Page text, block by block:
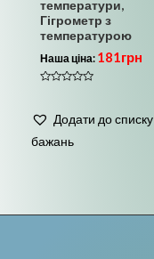
температури,
Гігрометр з
температурою
Наша ціна: 181грн
з
Додати до списку
бажань